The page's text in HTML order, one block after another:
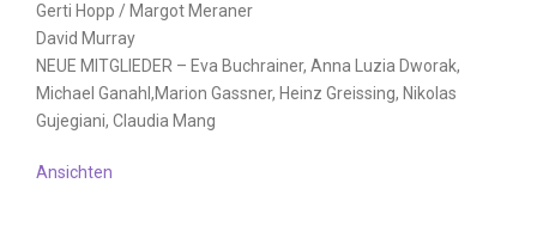
Gerti Hopp / Margot Meraner
David Murray
NEUE MITGLIEDER – Eva Buchrainer, Anna Luzia Dworak,
Michael Ganahl,Marion Gassner, Heinz Greissing, Nikolas
Gujegiani, Claudia Mang
Ansichten